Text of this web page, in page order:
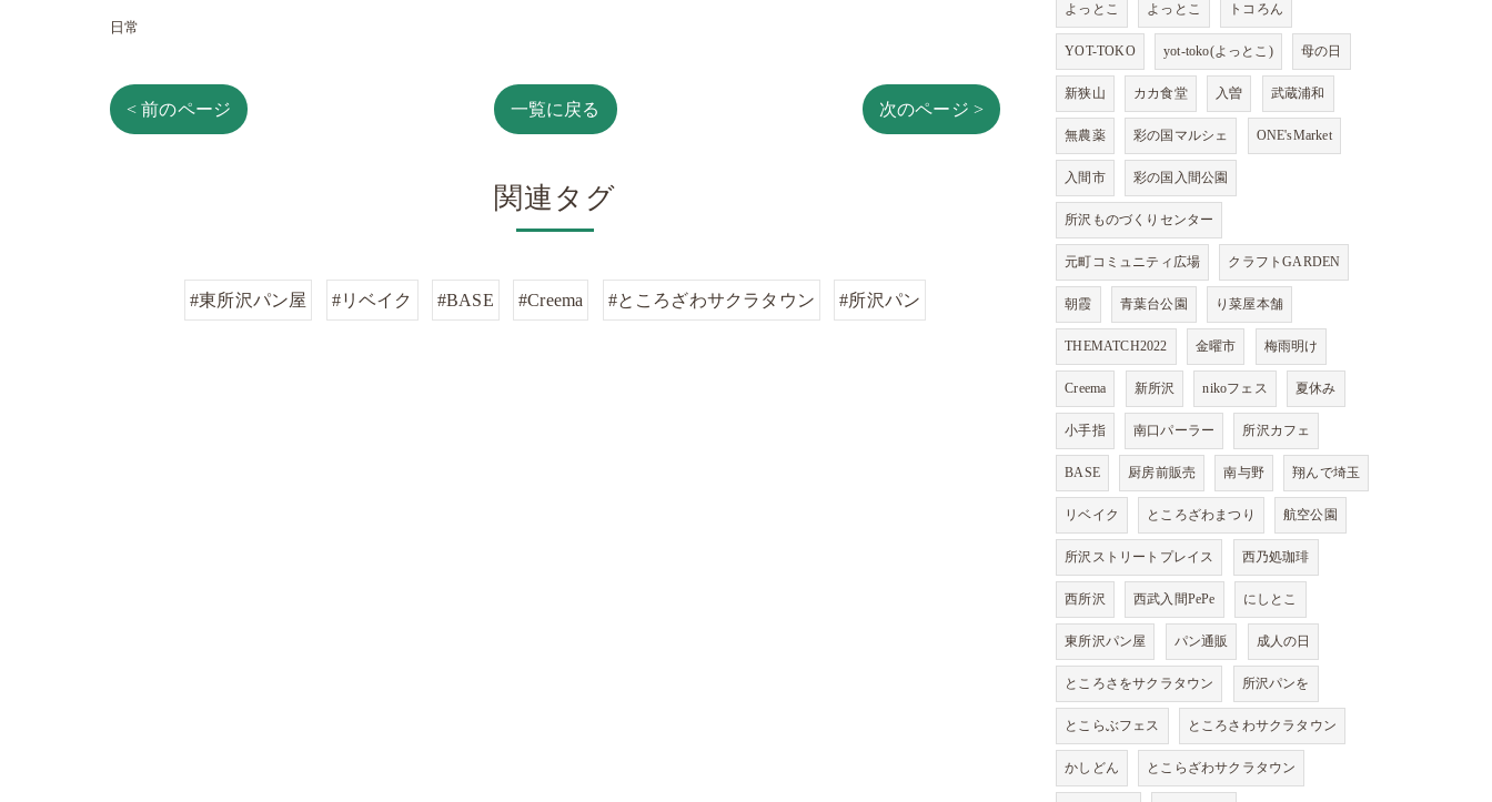
日常
< 前のページ 一覧に戻る 次のページ >
関連タグ
#東所沢パン屋 #リベイク #BASE #Creema #ところざわサクラタウン #所沢パン
よっとこ よっとこ トコろん
YOT-TOKO yot-toko(よっとこ) 母の日
新狭山 カカ食堂 入曽 武蔵浦和
無農薬 彩の国マルシェ ONE'sMarket
入間市 彩の国入間公園
所沢ものづくりセンター
元町コミュニティ広場 クラフトGARDEN
朝霞 青葉台公園 り菜屋本舗
THEMATCH2022 金曜市 梅雨明け
Creema 新所沢 nikoフェス 夏休み
小手指 南口パーラー 所沢カフェ
BASE 厨房前販売 南与野 翔んで埼玉
リベイク ところざわまつり 航空公園
所沢ストリートプレイス 西乃処珈琲
西所沢 西武入間PePe にしとこ
東所沢パン屋 パン通販 成人の日
ところさをサクラタウン 所沢パンを
とこらぶフェス ところさわサクラタウン
かしどん とこらざわサクラタウン